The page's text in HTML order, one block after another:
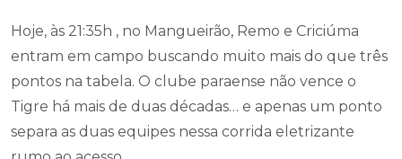
Hoje, às 21:35h , no Mangueirão, Remo e Criciúma
entram em campo buscando muito mais do que três
pontos na tabela. O clube paraense não vence o
Tigre há mais de duas décadas… e apenas um ponto
separa as duas equipes nessa corrida eletrizante